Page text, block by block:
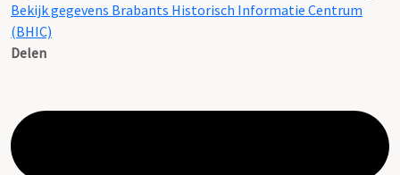
Bekijk gegevens Brabants Historisch Informatie Centrum
(BHIC)
Delen